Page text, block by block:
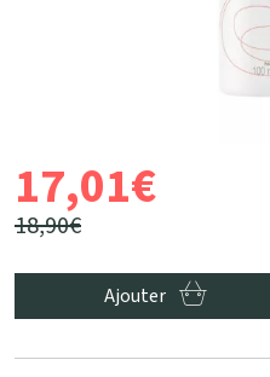
17,01€
18,90€
Ajouter